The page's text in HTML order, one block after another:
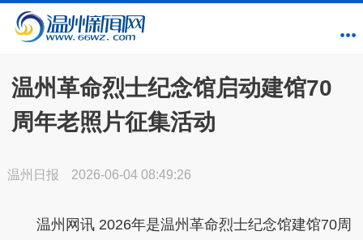
温州革命烈士纪念馆启动建馆70
周年老照片征集活动
温州日报 2026-06-04 08:49:26
温州网讯 2026年是温州革命烈士纪念馆建馆70周